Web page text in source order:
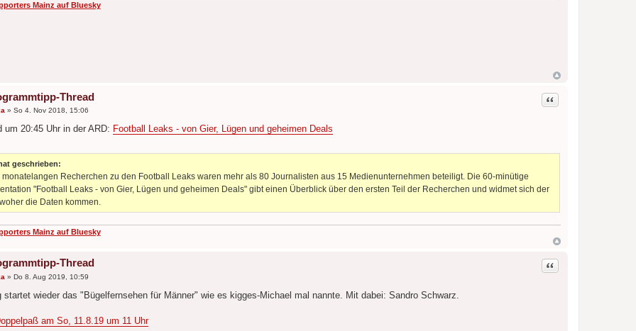
Mainz auf Bluesky
Thread Zitat
» So 4. Nov 2018, 15:06
um 20:45 Uhr in der ARD: Football Leaks - von Gier, Lügen und geheimen Deals
geschrieben:
monatelangen Recherchen zu den Football Leaks waren mehr als 80 Journalisten aus 15 Medienunternehmen beteiligt. Die 60-minütige
"Football Leaks - von Gier, Lügen und geheimen Deals" gibt einen Überblick über den ersten Teil der Recherchen und widmet sich der
die Daten kommen.
Mainz auf Bluesky
Thread Zitat
» Do 8. Aug 2019, 10:59
startet wieder das "Bügelfernsehen für Männer" wie es kigges-Michael mal nannte. Mit dabei: Sandro Schwarz.
am So, 11.8.19 um 11 Uhr